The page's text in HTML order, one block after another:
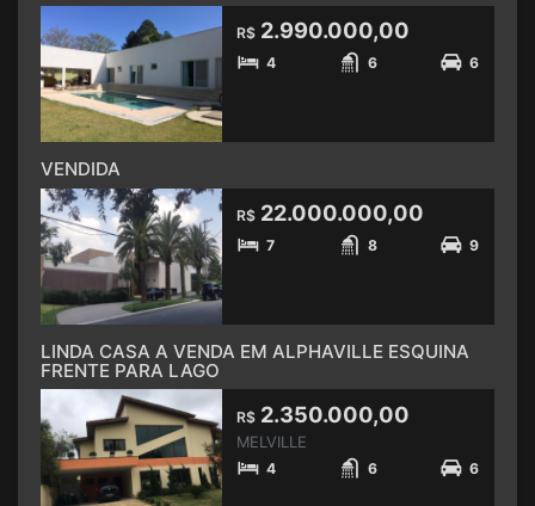
R$ 2.990.000,00
4 6 6
VENDIDA
R$ 22.000.000,00
7 8 9
LINDA CASA A VENDA EM ALPHAVILLE ESQUINA
FRENTE PARA LAGO
R$ 2.350.000,00
MELVILLE
4 6 6